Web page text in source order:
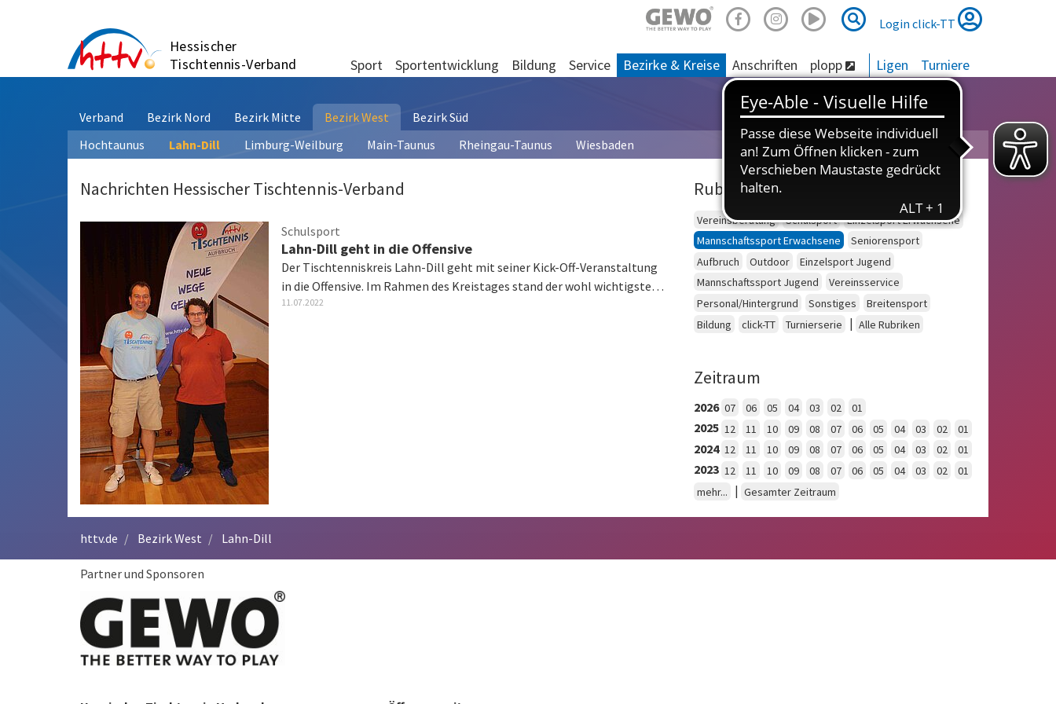
Hessischer
Tischtennis-Verband
Suche
Suche
Login click-TT
Sport Sportentwicklung Bildung Service Bezirke & Kreise Anschriften plopp Ligen Turniere
Verband Bezirk Nord Bezirk Mitte Bezirk West
Bezirk Süd
Hochtaunus
Lahn-Dill Limburg-Weilburg Main-Taunus Rheingau-Taunus Wiesbaden
Nachrichten Hessischer Tischtennis-Verband
Schulsport
Lahn-Dill geht in die Offensive
Der Tischtenniskreis Lahn-Dill geht mit seiner Kick-Off-Veranstaltung
in die Offensive. Im Rahmen des Kreistages stand der wohl wichtigste…
11.07.2022
Rubriken
Vereinsberatung Schulsport
Einzelsport Erwachsene
Mannschaftssport Erwachsene
Seniorensport
Aufbruch
Outdoor
Einzelsport Jugend
Mannschaftssport Jugend
Vereinsservice
Personal/Hintergrund
Sonstiges
Breitensport
Bildung
click-TT Turnierserie | Alle Rubriken
Zeitraum
2026 07 06 05 04 03 02 01
2025 12 11 10 09 08 07 06 05 04 03 02 01
2024 12 11 10 09 08 07 06 05 04 03 02 01
2023 12 11 10 09 08 07 06 05 04 03 02
01
mehr...
| Gesamter Zeitraum
httv.de Bezirk West Lahn-Dill
Partner und Sponsoren